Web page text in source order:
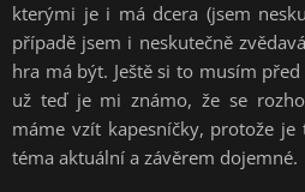
kterými je i má dcera (jsem
případě jsem i neskutečně
hra má být. Ještě si to musím
už teď je mi známo, že se
máme vzít kapesníčky, protože
téma aktuální a závěrem dojemné.